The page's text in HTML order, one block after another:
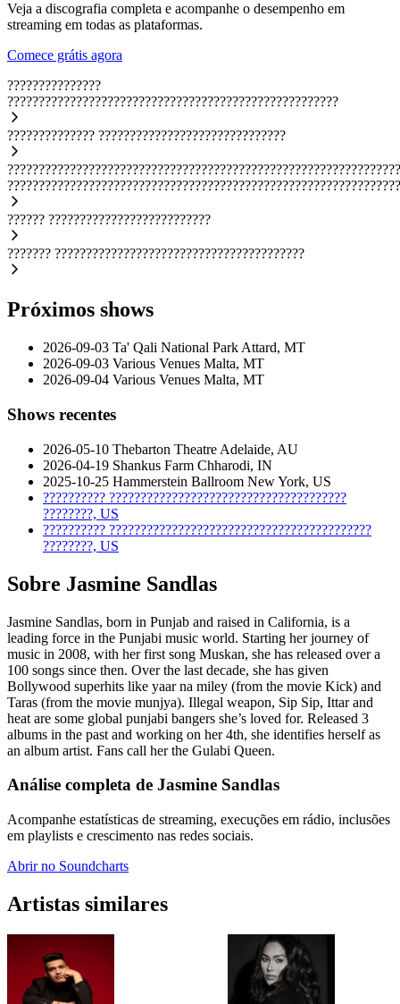
Veja a discografia completa e acompanhe o desempenho em
streaming em todas as plataformas.
Comece grátis agora
???????????????
?????????????????????????????????????????????????????
?????????????? ??????????????????????????????
?????? ??????????????????????????
??????? ????????????????????????????????????????
Próximos shows
2026-09-03 Ta' Qali National Park Attard, MT
2026-09-03 Various Venues Malta, MT
2026-09-04 Various Venues Malta, MT
Shows recentes
2026-05-10 Thebarton Theatre Adelaide, AU
2026-04-19 Shankus Farm Chharodi, IN
2025-10-25 Hammerstein Ballroom New York, US
?????????? ??????????????????????????????????????
????????, US
?????????? ??????????????????????????????????????????
????????, US
Sobre Jasmine Sandlas
Jasmine Sandlas, born in Punjab and raised in California, is a
leading force in the Punjabi music world. Starting her journey of
music in 2008, with her first song Muskan, she has released over a
100 songs since then. Over the last decade, she has given
Bollywood superhits like yaar na miley (from the movie Kick) and
Taras (from the movie munjya). Illegal weapon, Sip Sip, Ittar and
heat are some global punjabi bangers she’s loved for. Released 3
albums in the past and working on her 4th, she identifies herself as
an album artist. Fans call her the Gulabi Queen.
Análise completa de Jasmine Sandlas
Acompanhe estatísticas de streaming, execuções em rádio, inclusões
em playlists e crescimento nas redes sociais.
Abrir no Soundcharts
Artistas similares